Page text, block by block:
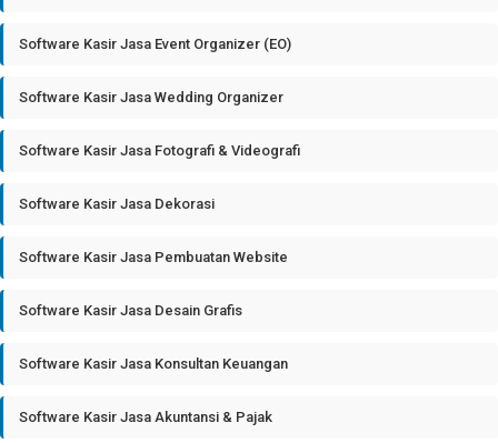
Software Kasir Jasa Event Organizer (EO)
Software Kasir Jasa Wedding Organizer
Software Kasir Jasa Fotografi & Videografi
Software Kasir Jasa Dekorasi
Software Kasir Jasa Pembuatan Website
Software Kasir Jasa Desain Grafis
Software Kasir Jasa Konsultan Keuangan
Software Kasir Jasa Akuntansi & Pajak